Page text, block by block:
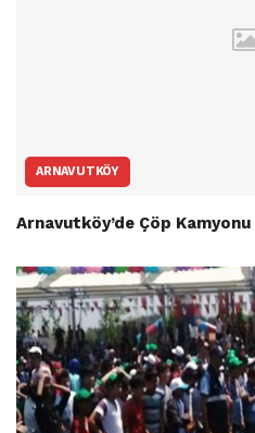
ARNAVUTKÖY
Arnavutköy’de Çöp Kamyonu